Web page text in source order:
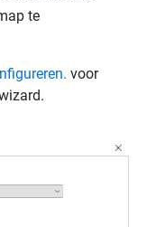
te
voor